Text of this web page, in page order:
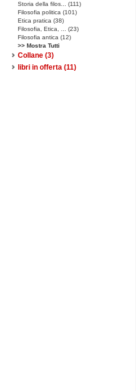
Storia della filos... (111)
Filosofia politica (101)
Etica pratica (38)
Filosofia, Etica, ... (23)
Filosofia antica (12)
>> Mostra Tutti
Collane (3)
libri in offerta (11)